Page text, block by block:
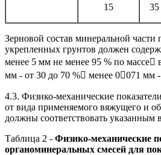
15 35
Зерновой состав минеральной части
укрепленных грунтов должен
менее 5 мм не менее 95 % по массе
мм - от 30 до 70 % менее 0071 мм -
4.3. Физико-механические
от вида применяемого вяжущего и
должны соответствовать указанным
Таблица 2 - Физико-механические
органоминеральных смесей для